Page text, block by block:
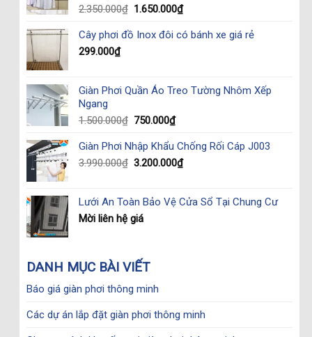
2.350.000₫ Original
was:
1.650.000₫Current
is:
Cây phơi đồ Inox đôi có bánh xe giá rẻ
299.000₫
Giàn Phơi Quần Áo Treo Tường Nhôm Xếp
Ngang
1.500.000₫ Original
was:
1.500.000₫.
750.000₫Current
is:
750.000₫.
Giàn Phơi Nhập Khẩu Chống Rối Cáp J003
3.990.000₫ Original
3.990.000₫.
3.200.000₫Current
3.200.000₫.
Lưới An Toàn Bảo Vệ Cửa Sổ Tại Chung Cư
Mời liên hệ giá
DANH MỤC BÀI VIẾT
Báo giá giàn phơi thông minh
Các dự án lắp đặt giàn phơi thông minh